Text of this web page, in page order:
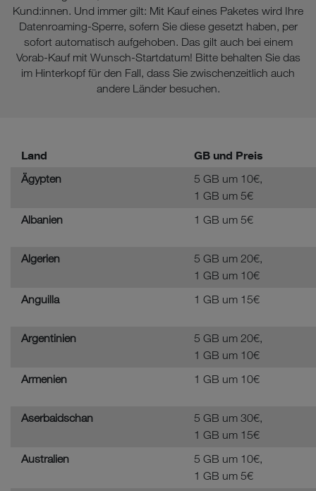
Kund:innen. Und immer gilt: Mit Kauf eines Paketes wird Ihre
Datenroaming-Sperre, sofern Sie diese gesetzt haben, per
sofort automatisch aufgehoben. Das gilt auch bei einem
Vorab-Kauf mit Wunsch-Startdatum! Bitte behalten Sie das
im Hinterkopf für den Fall, dass Sie zwischenzeitlich auch
andere Länder besuchen.
Land GB und Preis
Ägypten
5 GB um 10€,
1 GB um 5€
Albanien
1 GB um 5€
Algerien
5 GB um 20€,
1 GB um 10€
Anguilla
1 GB um 15€
Argentinien
5 GB um 20€,
1 GB um 10€
Armenien
1 GB um 10€
Aserbaidschan
5 GB um 30€,
1 GB um 15€
Australien
5 GB um 10€,
1 GB um 5€